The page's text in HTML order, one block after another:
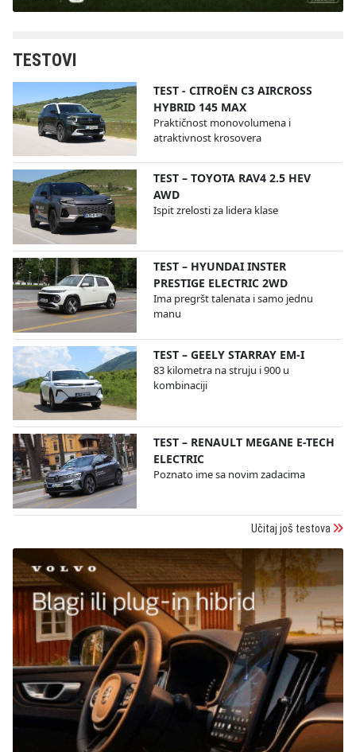
TESTOVI
TEST - CITROËN C3 AIRCROSS
HYBRID 145 MAX
Praktičnost monovolumena i
atraktivnost krosovera
TEST – TOYOTA RAV4 2.5 HEV
AWD
Ispit zrelosti za lidera klase
TEST – HYUNDAI INSTER
PRESTIGE ELECTRIC 2WD
Ima pregršt talenata i samo jednu
manu
TEST – GEELY STARRAY EM-I
83 kilometra na struju i 900 u
kombinaciji
TEST – RENAULT MEGANE E-TECH
ELECTRIC
Poznato ime sa novim zadacima
Učitaj još testova